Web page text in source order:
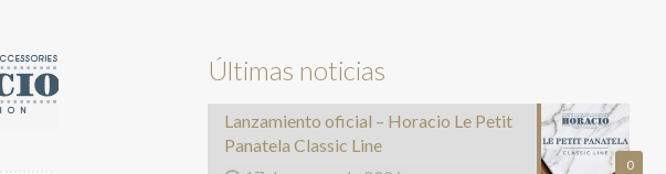
Últimas noticias
0
Lanzamiento oficial – Horacio Le Petit
Panatela Classic Line